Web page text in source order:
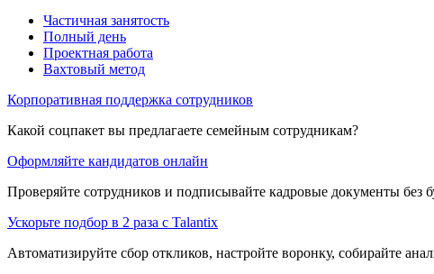
Частичная занятость
Полный день
Проектная работа
Вахтовый метод
Корпоративная поддержка сотрудников
Какой соцпакет вы предлагаете семейным сотрудникам?
Оформляйте кандидатов онлайн
Проверяйте сотрудников и подписывайте кадровые документы без
Ускорьте подбор в 2 раза с Talantix
Автоматизируйте сбор откликов, настройте воронку, собирайте